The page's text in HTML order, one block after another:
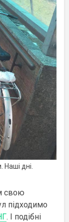
дні.
свою
підходимо
. І подібні